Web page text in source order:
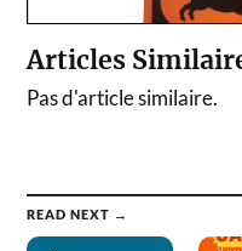
Articles
Pas d'article similaire.
READ NEXT →